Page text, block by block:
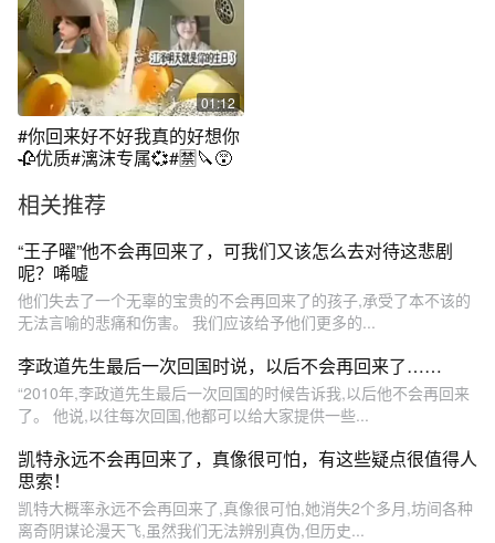
01:12
#你回来好不好我真的好想你
🥀优质#漓沫专属💞#🈲🔪😵
相关推荐
“王子曜”他不会再回来了，可我们又该怎么去对待这悲剧
呢？唏嘘
他们失去了一个无辜的宝贵的不会再回来了的孩子,承受了本不该的
无法言喻的悲痛和伤害。 我们应该给予他们更多的...
李政道先生最后一次回国时说，以后不会再回来了……
“2010年,李政道先生最后一次回国的时候告诉我,以后他不会再回来
了。 他说,以往每次回国,他都可以给大家提供一些...
凯特永远不会再回来了，真像很可怕，有这些疑点很值得人
思索！
凯特大概率永远不会再回来了,真像很可怕,她消失2个多月,坊间各种
离奇阴谋论漫天飞,虽然我们无法辨别真伪,但历史...